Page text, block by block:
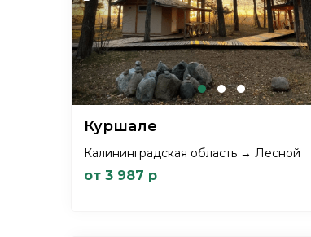
Куршале
Калининградская область → Лесной
от 3 987 р